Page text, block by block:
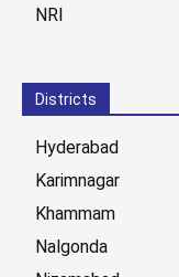
NRI
Districts
Hyderabad
Karimnagar
Khammam
Nalgonda